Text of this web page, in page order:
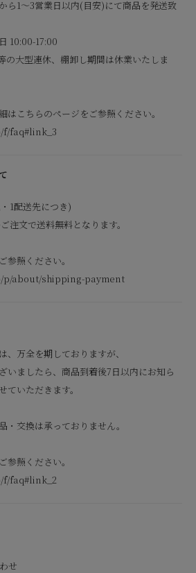
ら1～3営業日以内(目安)にて商品を発送致
10:00-17:00
の大型連休、棚卸し期間は休業いたしま
はこちらのページをご参照ください。
f/faq#link_3
1配送先につき)
注文で送料無料となります。
参照ください。
p/about/shipping-payment
、万全を期しておりますが、
いましたら、商品到着後7日以内にお知ら
いただきます。
交換は承っておりません。
参照ください。
f/faq#link_2
せ